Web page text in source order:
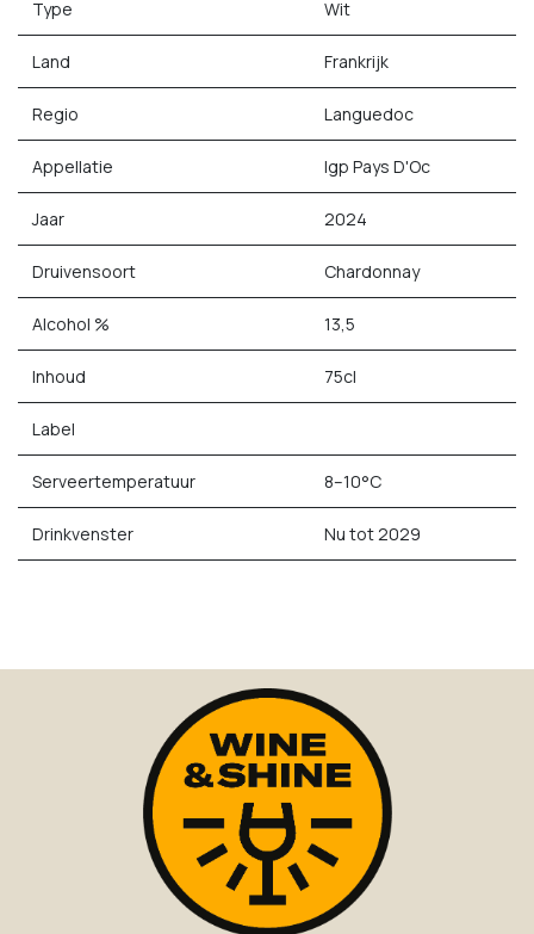
Type Wit
Land Frankrijk
Regio Languedoc
Appellatie Igp Pays D'Oc
Jaar 2024
Druivensoort Chardonnay
Alcohol % 13,5
Inhoud 75cl
Label
Serveertemperatuur 8–10°C
Drinkvenster Nu tot 2029